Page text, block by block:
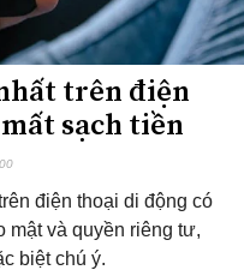
trên điện
sạch tiền
điện thoại di động có
mật và quyền riêng tư,
biệt chú ý.